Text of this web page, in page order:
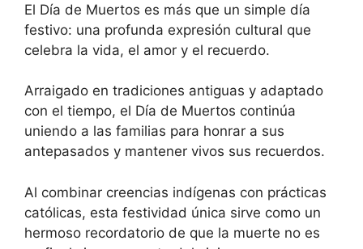
El Día de Muertos es más que un simple día
festivo: una profunda expresión cultural que
celebra la vida, el amor y el recuerdo.
Arraigado en tradiciones antiguas y adaptado
con el tiempo, el Día de Muertos continúa
uniendo a las familias para honrar a sus
antepasados ​​y mantener vivos sus recuerdos.
Al combinar creencias indígenas con prácticas
católicas, esta festividad única sirve como un
hermoso recordatorio de que la muerte no es